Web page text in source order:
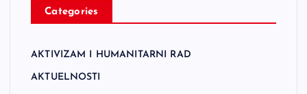
Categories
AKTIVIZAM I HUMANITARNI RAD
AKTUELNOSTI